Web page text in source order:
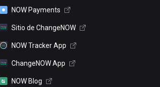
NOW Payments
Sitio de ChangeNOW
NOW Tracker App
ChangeNOW App
NOW Blog